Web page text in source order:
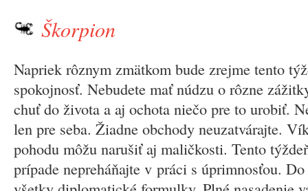
Škorpion
Napriek rôznym zmätkom bude zrejme tento
spokojnosť. Nebudete mať núdzu o rôzne
chuť do života a aj ochota niečo pre to urobiť.
len pre seba. Žiadne obchody neuzatvárajte.
pohodu môžu narušiť aj maličkosti. Tento
prípade nepreháňajte v práci s úprimnosťou.